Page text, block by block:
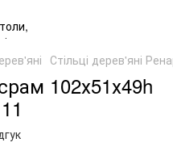
Стільці дерев'яні
102х51х49h